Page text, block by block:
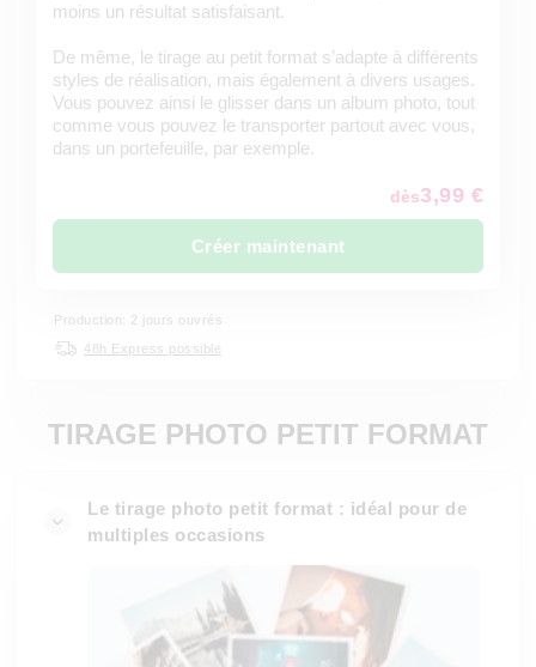
moins un résultat satisfaisant.
De même, le tirage au petit format s’adapte à différents
styles de réalisation, mais également à divers usages.
Vous pouvez ainsi le glisser dans un album photo, tout
comme vous pouvez le transporter partout avec vous,
dans un portefeuille, par exemple.
dès3,99 €
Créer maintenant
Production: 2 jours ouvrés
48h Express possible
TIRAGE PHOTO PETIT FORMAT
Le tirage photo petit format : idéal pour de
multiples occasions